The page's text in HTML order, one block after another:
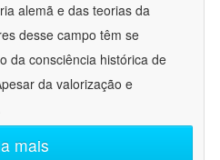
alemã e das teorias da
desse campo têm se
da consciência histórica de
da valorização e
mais